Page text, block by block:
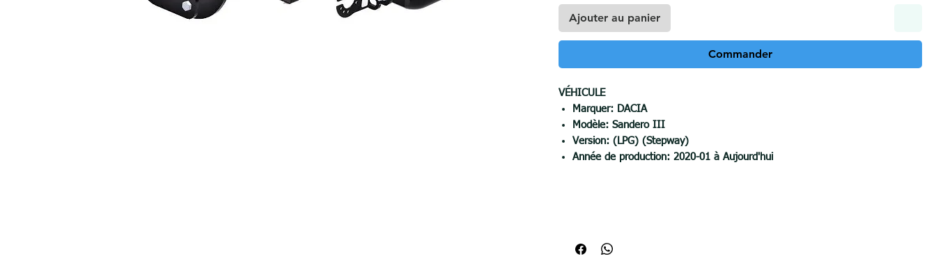
Ajouter au panier
Commander
VÉHICULE
Marquer: DACIA
Modèle:Sandero III
Version: (LPG) (Stepway)
Année de production: 2020-01 à Aujourd'hui
Démontage du pare-chocs :